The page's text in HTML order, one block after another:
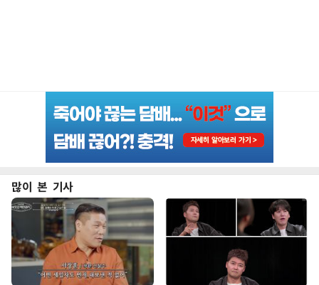
많이 본 기사